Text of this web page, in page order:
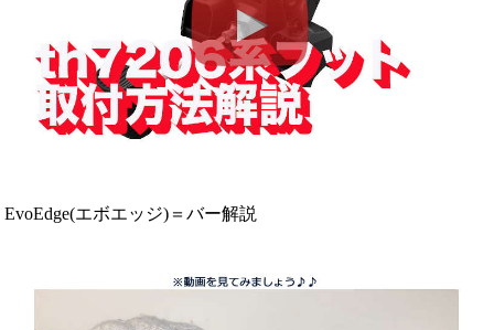
EvoEdge(エボエッジ)＝バー解説